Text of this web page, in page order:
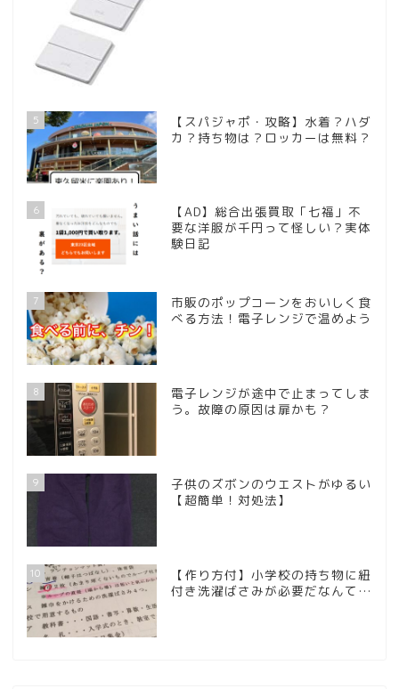
5
【スパジャポ・攻略】水着？ハダ
カ？持ち物は？ロッカーは無料？
6
【AD】総合出張買取「七福」不
要な洋服が千円って怪しい？実体
験日記
7
市販のポップコーンをおいしく食
べる方法！電子レンジで温めよう
8
電子レンジが途中で止まってしま
う。故障の原因は扉かも？
9
子供のズボンのウエストがゆるい
【超簡単！対処法】
10
【作り方付】小学校の持ち物に紐
付き洗濯ばさみが必要だなんて…